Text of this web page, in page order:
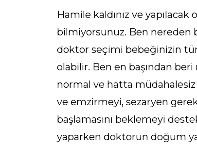
Hamile kaldınız ve yapılacak
bilmiyorsunuz. Ben nereden
doktor seçimi bebeğinizin
olabilir. Ben en başından
normal ve hatta
ve emzirmeyi, sezaryen
başlamasını beklemeyi
yaparken doktorun doğum